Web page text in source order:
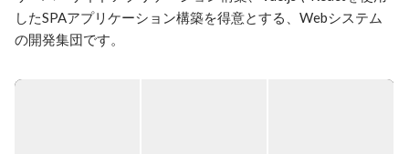
したSPAアプリケーション構築を得意とする、Webシステム
の開発集団です。
▍事業内容